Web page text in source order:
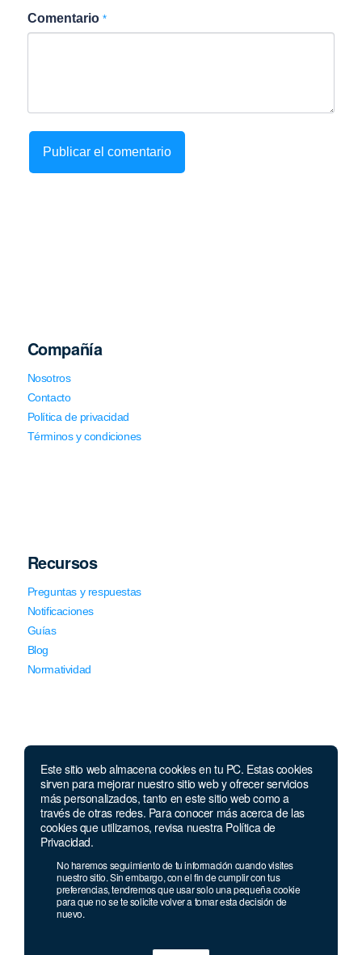
Este sitio web almacena cookies en tu PC. Estas cookies
sirven para mejorar nuestro sitio web y ofrecer servicios
más personalizados, tanto en este sitio web como a
través de otras redes. Para conocer más acerca de las
cookies que utilizamos, revisa nuestra Política de
Privacidad.
No haremos seguimiento de tu información cuando visites
nuestro sitio. Sin embargo, con el fin de cumplir con tus
preferencias, tendremos que usar solo una pequeña cookie
para que no se te solicite volver a tomar esta decisión de
nuevo.
Comentario *
Compañía
Nosotros
Contacto
Política de privacidad
Términos y condiciones
Recursos
Preguntas y respuestas
Notificaciones
Guías
Blog
Normatividad
Llámanos
Lunes a viernes de 7:00 a.m. a 5:30 p.m. Sábados de 8 a.m
a 12 p.m.
Teléfono:(1) 640 94 30
Celular:915 244 989